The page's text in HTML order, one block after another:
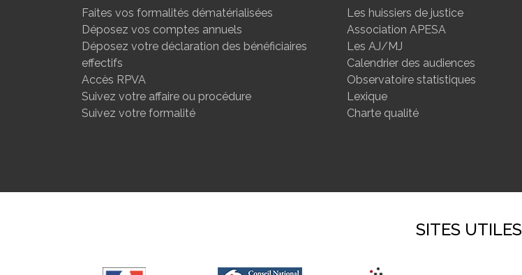
Faites vos formalités dématérialisées
Déposez vos comptes annuels
Déposez votre déclaration des bénéficiaires
effectifs
Accès RPVA
Suivez votre affaire ou procédure
Suivez votre formalité
Les huissiers de justice
Association APESA
Les AJ/MJ
Calendrier des audiences
Observatoire statistiques
Lexique
Charte qualité
SITES UTILES